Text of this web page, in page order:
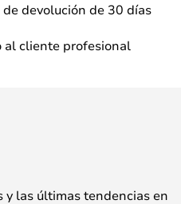
devolución de 30 días
al cliente profesional
y las últimas tendencias en